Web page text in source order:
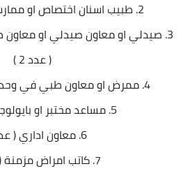
2. طبيب اسنان اختصاص او ممارس او تدرج (عدد 1)
3. صيدلي او معاون صيدلي او
( عدد 2 )
4. ممرض او معاون طبي في وحدة الضماد ( عدد 1 )
5. مساعد مختبر او بايولوجي ( عدد 1 )
6. معاون اداري ( عدد 1 )
7. كاتب امراض مزمنة ( عدد 1 )